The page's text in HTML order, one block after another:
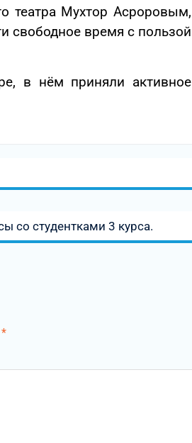
театра Мухтор Асроровым,
свободное время с пользой
в нём приняли активное
со студентками 3 курса.
*